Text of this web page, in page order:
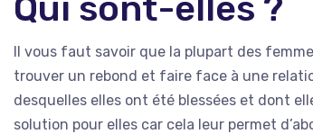
Qui sont-elles ?
Il vous faut savoir que la plupart des
trouver un rebond et faire face à une
desquelles elles ont été blessées et dont
solution pour elles car cela leur permet